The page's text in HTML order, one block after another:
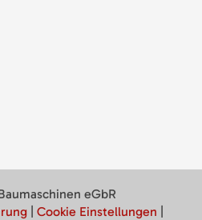
eGbR
Cookie Einstellungen